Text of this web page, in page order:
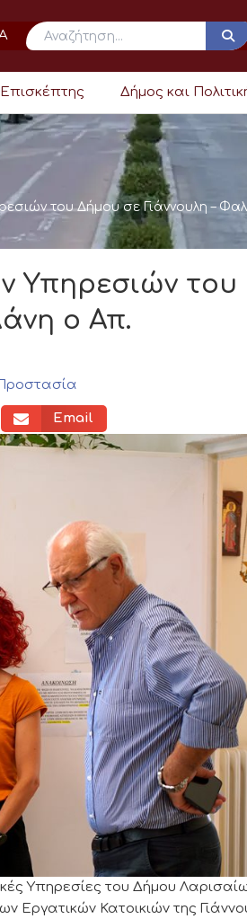
Επισκέπτης Δήμος και
του Δήμου σε Γιάννουλη –
Υπηρεσιών του
ο Απ.
Προστασία
Email
Υπηρεσίες του Δήμου
Εργατικών Κατοικιών της